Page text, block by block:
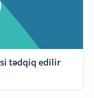
tədqiq edilir